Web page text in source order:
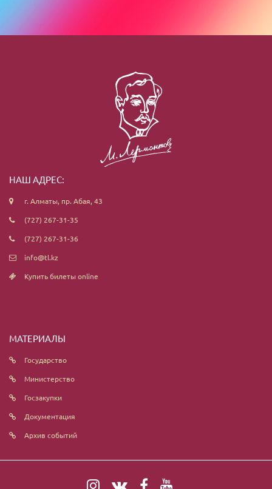
НАШ АДРЕС:
г. Алматы, пр. Абая, 43
(727) 267-31-35
(727) 267-31-36
info@tl.kz
Купить билеты online
МАТЕРИАЛЫ
Государство
Министерство
Госзакупки
Документация
Архив событий